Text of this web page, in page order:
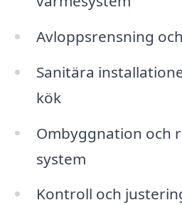
Avloppsrensning
Sanitära
kök
Ombyggnation och
system
Kontroll och